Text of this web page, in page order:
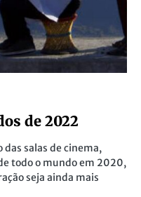
de 2022
das salas de cinema,
todo o mundo em 2020,
seja ainda mais